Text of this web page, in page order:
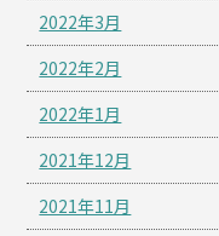
2022年3月
2022年2月
2022年1月
2021年12月
2021年11月